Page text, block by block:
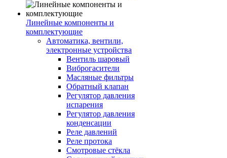
Линейные компоненты и
комплектующие
Автоматика, вентили,
электронные устройства
Вентиль шаровый
Виброгасители
Масляные фильтры
Обратный клапан
Регулятор давления
испарения
Регулятор давления
конденсации
Реле давлений
Реле протока
Смотровые стёкла